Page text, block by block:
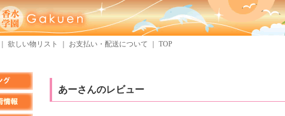
欲しい物リスト お支払い・配送について
TOP
あーさんのレビュー